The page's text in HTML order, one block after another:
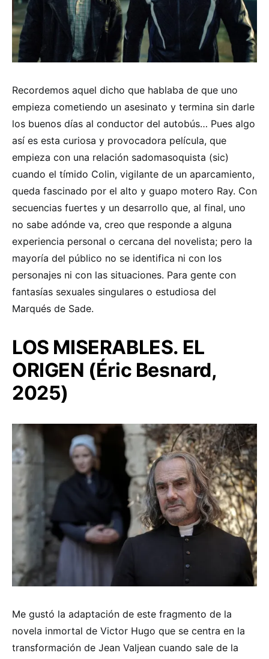
Recordemos aquel dicho que hablaba de que uno
empieza cometiendo un asesinato y termina sin darle
los buenos días al conductor del autobús… Pues algo
así es esta curiosa y provocadora película, que
empieza con una relación sadomasoquista (sic)
cuando el tímido Colin, vigilante de un aparcamiento,
queda fascinado por el alto y guapo motero Ray. Con
secuencias fuertes y un desarrollo que, al final, uno
no sabe adónde va, creo que responde a alguna
experiencia personal o cercana del novelista; pero la
mayoría del público no se identifica ni con los
personajes ni con las situaciones. Para gente con
fantasías sexuales singulares o estudiosa del
Marqués de Sade.
LOS MISERABLES. EL
ORIGEN (Éric Besnard,
2025)
Me gustó la adaptación de este fragmento de la
novela inmortal de Victor Hugo que se centra en la
transformación de Jean Valjean cuando sale de la